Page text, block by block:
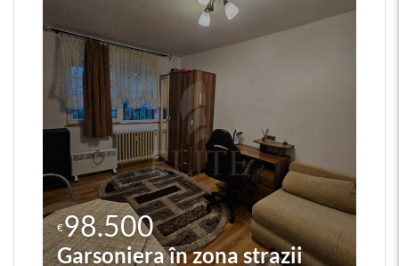
€98.500
Garsoniera în zona strazii